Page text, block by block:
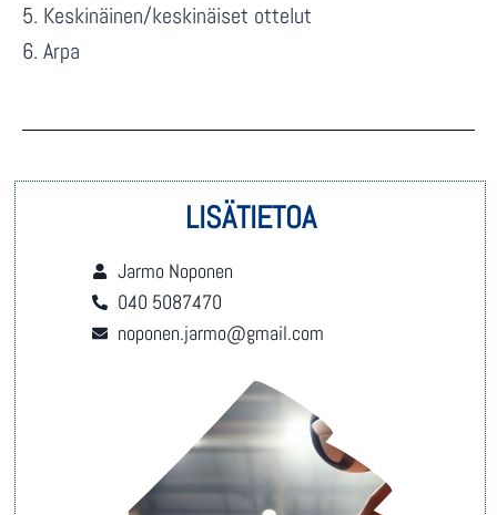
5. Keskinäinen/keskinäiset ottelut
6. Arpa
LISÄTIETOA
Jarmo Noponen
040 5087470
noponen.jarmo@gmail.com